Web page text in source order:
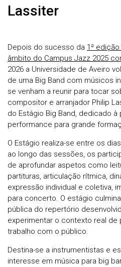
Lassiter
Depois do sucesso da 1ª
âmbito do Campus Jazz 2025
2026 a Universidade de Aveiro
de uma Big Band com músicos
se venham a reunir para tocar
compositor e arranjador Philip
do Estágio Big Band, dedicado
performance para grande
O Estágio realiza-se entre os
ao longo das sessões, os
de aprofundar aspetos como
partituras, articulação rítmica,
expressão individual e coletiva,
para concerto. O estágio
pública do repertório
experimentar o contexto real de
trabalho com o público.
Destina-se a instrumentistas e
interesse em música para big